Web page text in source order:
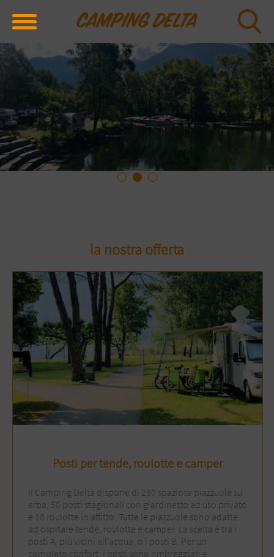
la nostra offerta
Posti per tende, roulotte e camper
Il Camping Delta dispone di 230 spaziose piazzuole su
erba, 50 posti stagionali con giardinetto ad uso privato
e 18 roulotte in affitto. Tutte le piazzuole sono adatte
ad ospitare tende, roulotte e camper. La scelta è tra i
posti A, più vicini all’acqua, o i posti B. Per un
completo confort, i posti sono ombreggiati e